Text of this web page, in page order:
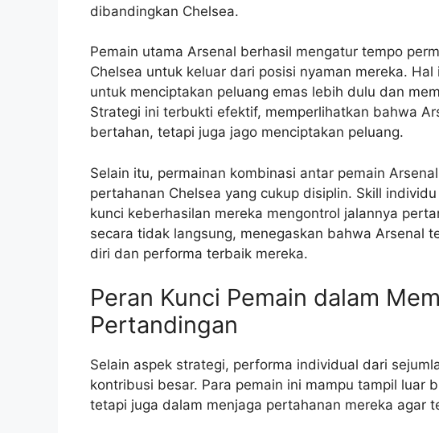
dibandingkan Chelsea.
Pemain utama Arsenal berhasil mengatur tempo
Chelsea untuk keluar dari posisi nyaman mereka.
untuk menciptakan peluang emas lebih dulu dan
Strategi ini terbukti efektif, memperlihatkan bahwa
bertahan, tetapi juga jago menciptakan peluang.
Selain itu, permainan kombinasi antar pemain
pertahanan Chelsea yang cukup disiplin. Skill
kunci keberhasilan mereka mengontrol jalannya
secara tidak langsung, menegaskan bahwa Arsenal
diri dan performa terbaik mereka.
Peran Kunci Pemain dalam
Pertandingan
Selain aspek strategi, performa individual dari
kontribusi besar. Para pemain ini mampu tampil luar
tetapi juga dalam menjaga pertahanan mereka agar